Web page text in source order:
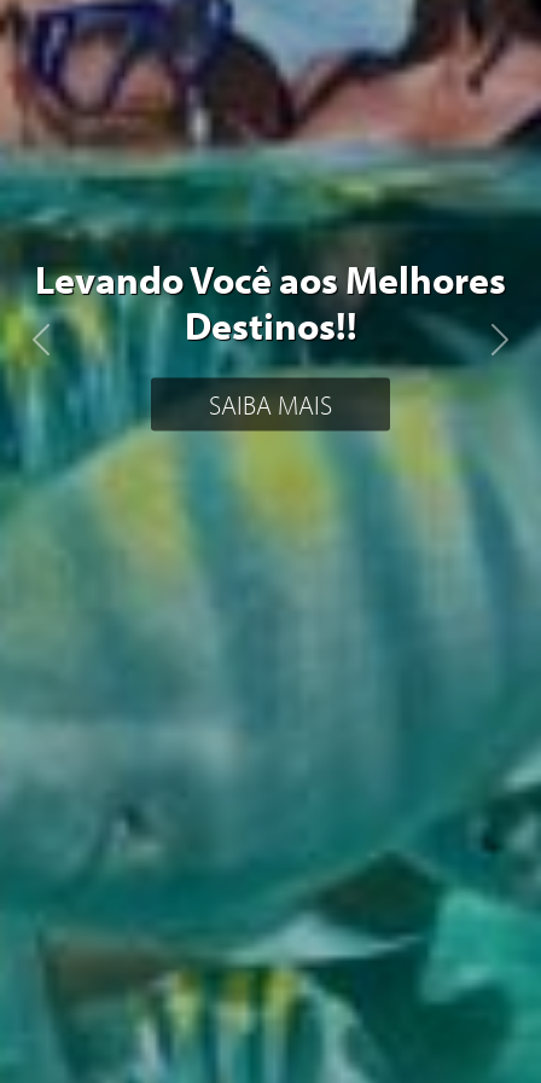
Levando Você aos Melhores
Destinos!!
SAIBA MAIS
Previous Next